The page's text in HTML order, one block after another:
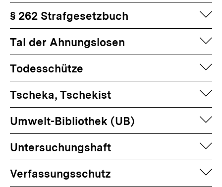
§ 262 Strafgesetzbuch
Tal der Ahnungslosen
Todesschütze
Tscheka, Tschekist
Umwelt-Bibliothek (UB)
Untersuchungshaft
Verfassungsschutz